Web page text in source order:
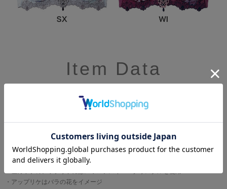
Item Data
・カップレースとアップリケには刺繍の柄に合わせたプリントレースを使用
・カップレースとアップリケにはラメ糸を使用
・左カップのアップリケにはスワロフスキー・クリスタルを使用
・アップリケはバラの花をイメージ